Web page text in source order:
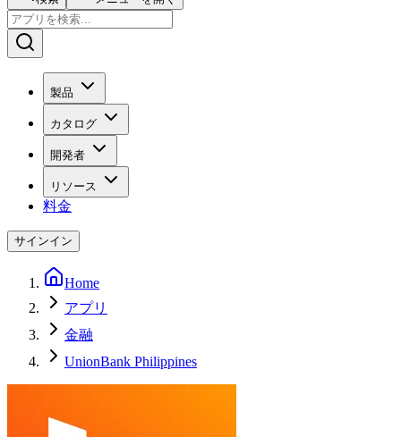
製品
カタログ
開発者
リソース
料金
サインイン
Home
アプリ
金融
UnionBank Philippines